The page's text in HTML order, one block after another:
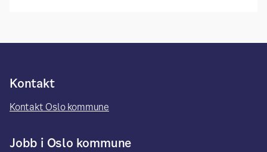
Kontakt
Kontakt Oslo kommune
Jobb i Oslo kommune